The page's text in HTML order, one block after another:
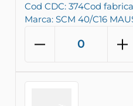
Cod CDC: 374Cod
Marca: SCM 40/C16